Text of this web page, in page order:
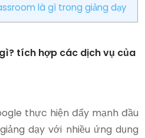
là gì trong giảng dạy
tích hợp các dịch vụ của
thực hiện đẩy mạnh đầu
dạy với nhiều ứng dụng